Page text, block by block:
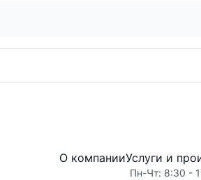
О компанииУслуги и
Пн-Чт: 8:30 -